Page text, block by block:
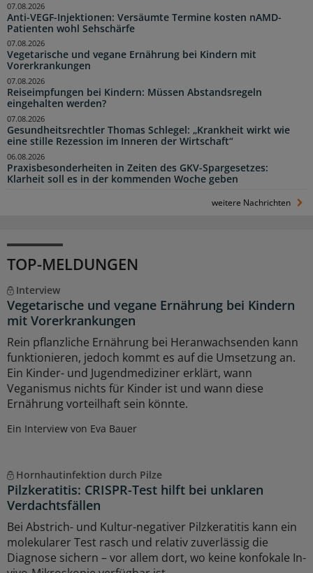
Anti-VEGF-Injektionen: Versäumte Termine kosten nAMD-
Patienten wohl Sehschärfe
07.08.2026
Vegetarische und vegane Ernährung bei Kindern mit
Vorerkrankungen
07.08.2026
Reiseimpfungen bei Kindern: Müssen Abstandsregeln
eingehalten werden?
07.08.2026
Gesundheitsrechtler Thomas Schlegel: „Krankheit wirkt wie
eine stille Rezession im Inneren der Wirtschaft“
07.08.2026
Praxisbesonderheiten in Zeiten des GKV-Spargesetzes:
Klarheit soll es in der kommenden Woche geben
06.08.2026
weitere Nachrichten
TOP-MELDUNGEN
Interview
Vegetarische und vegane Ernährung bei Kindern
mit Vorerkrankungen
Rein pflanzliche Ernährung bei Heranwachsenden kann
funktionieren, jedoch kommt es auf die Umsetzung an.
Ein Kinder- und Jugendmediziner erklärt, wann
Veganismus nichts für Kinder ist und wann diese
Ernährung vorteilhaft sein könnte.
Ein Interview von Eva Bauer
Hornhautinfektion durch Pilze
Pilzkeratitis: CRISPR-Test hilft bei unklaren
Verdachtsfällen
Bei Abstrich- und Kultur-negativer Pilzkeratitis kann ein
molekularer Test rasch und relativ zuverlässig die
Diagnose sichern – vor allem dort, wo keine konfokale In-